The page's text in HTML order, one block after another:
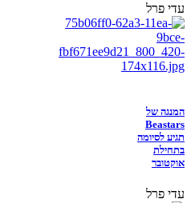
עדי פרל
המנגה של
Beastars
תגיע לסיומה
בתחילת
אוקטובר
עדי פרל